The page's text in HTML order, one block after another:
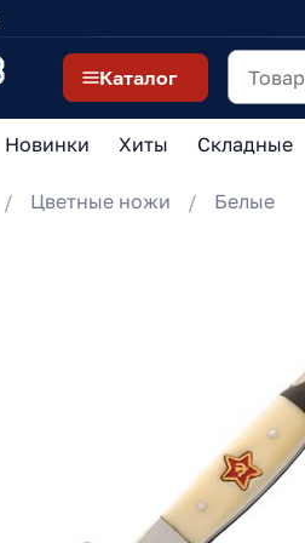
Каталог
Новинки Хиты Складные
Цветные ножи Белые